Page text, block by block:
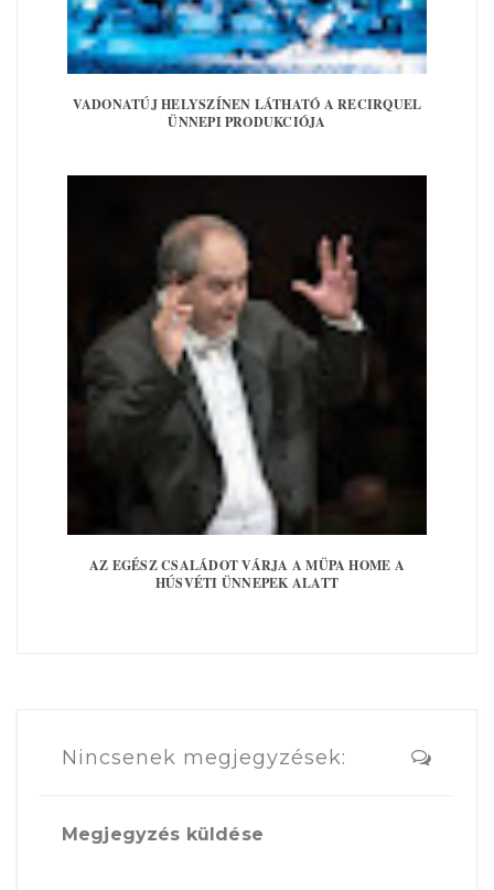
VADONATÚJ HELYSZÍNEN LÁTHATÓ A RECIRQUEL
ÜNNEPI PRODUKCIÓJA
AZ EGÉSZ CSALÁDOT VÁRJA A MÜPA HOME A
HÚSVÉTI ÜNNEPEK ALATT
Nincsenek megjegyzések:
Megjegyzés küldése